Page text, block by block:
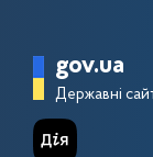
gov.ua
Державні